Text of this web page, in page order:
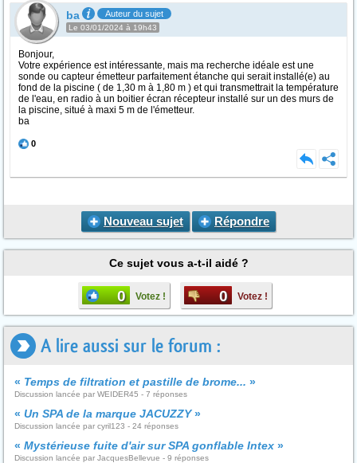
ba Auteur du sujet
Le 03/01/2024 à 19h43
Bonjour,
Votre expérience est intéressante, mais ma recherche idéale est une
sonde ou capteur émetteur parfaitement étanche qui serait installé(e) au
fond de la piscine ( de 1,30 m à 1,80 m ) et qui transmettrait la température
de l'eau, en radio à un boitier écran récepteur installé sur un des murs de
la piscine, situé à maxi 5 m de l'émetteur.
ba
0
Nouveau sujet Répondre
Ce sujet vous a-t-il aidé ?
0 Votez ! 0 Votez !
A lire aussi sur le forum :
« Temps de filtration et pastille de brome... »
Discussion lancée par WEIDER45 - 7 réponses
« Un SPA de la marque JACUZZY»
Discussion lancée par cyril123 - 24 réponses
« Mystérieuse fuite d'air sur SPA gonflable Intex »
Discussion lancée par JacquesBellevue - 9 réponses